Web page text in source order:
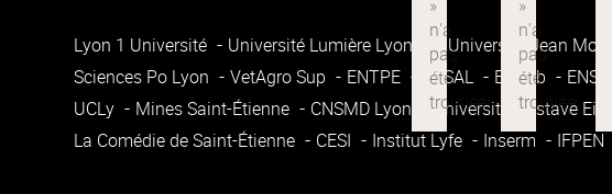
Lyon 1 Université Université Lumière Lyon 2 Université Jean
Sciences Po Lyon
VetAgro Sup ENTPE ENSAL Enssib
UCLy
Mines Saint-Étienne CNSMD Lyon Université Gustave
La Comédie de Saint-Étienne
CESI Institut Lyfe Inserm IFPEN